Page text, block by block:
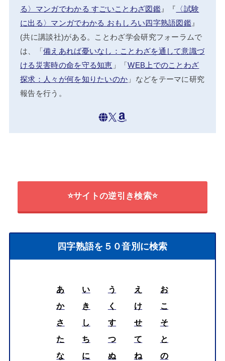
る〉マンガでわかる すごいことわざ図鑑』『 〈試験
に出る〉マンガでわかる おもしろい四字熟語図鑑』
(共に講談社)がある。ことわざ学会研究フォーラムで
は、「備えあれば憂いなし：ことわざを通して意識づ
ける災害時の命を守る知恵 」「WEB上でのことわざ
探求：人々が何を知りたいのか 」などをテーマに研究
報告を行う。
⭐サイトの逆引き検索⭐
四字熟語を５０音別に検索
あ い う え
お
か
き く け
こ
さ
し す せ
そ
た
ち つ て
と
な
に ぬ ね
の